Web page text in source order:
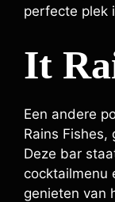
perfecte plek
It
Een andere
Rains
Deze bar
cocktailmenu
genieten van